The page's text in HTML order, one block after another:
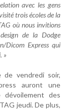
avec les gens
trois écoles de la
où nous invitions
de la Dodge
Dicom Express qui
»
de vendredi soir,
auront une
dévoilement des
jeudi. De plus,